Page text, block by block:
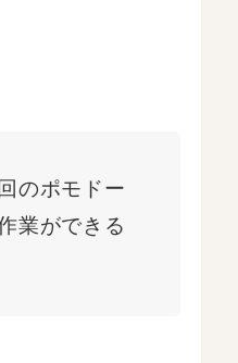
のポモドー
業ができる